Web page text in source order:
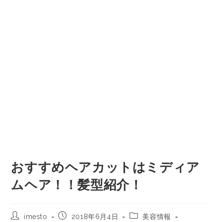
おすすめヘアカットはミディア
ムヘア！！髪型紹介！
imesto 2018年6月4日
美容情報